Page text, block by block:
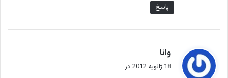
پاسخ
وانا
ف 18 ژانویه 2012 در